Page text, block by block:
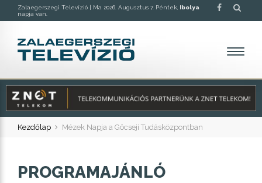
Zalaegerszegi Televízió | Ma 2026. Augusztus 7. Péntek, Ibolya
napja van.
Kezdőlap Mézek Napja a Göcseji Tudásközpontban
PROGRAMAJÁNLÓ